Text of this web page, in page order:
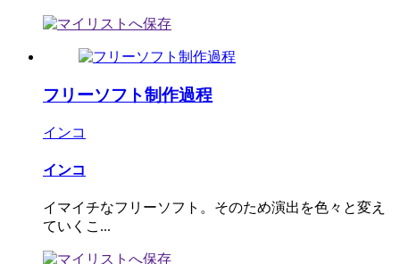
フリーソフト制作過程
インコ
インコ
イマイチなフリーソフト。そのため演出を色々と変え
ていくこ...